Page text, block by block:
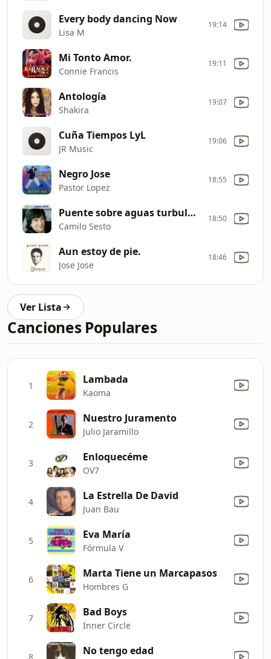
Every body dancing Now
Lisa M
19:14
Mi Tonto Amor.
Connie Francis
19:11
Antología
Shakira
19:07
Cuña Tiempos LyL
JR Music
19:06
Negro Jose
Pastor Lopez
18:55
Puente sobre aguas turbulenta
Camilo Sesto
18:50
Aun estoy de pie.
Jose Jose
18:46
Ver Lista
Canciones Populares
1 Lambada
Kaoma
2 Nuestro Juramento
Julio Jaramillo
3 Enloquecéme
OV7
4 La Estrella De David
Juan Bau
5 Eva María
Fórmula V
6 Marta Tiene un Marcapasos
Hombres G
7 Bad Boys
Inner Circle
8 No tengo edad